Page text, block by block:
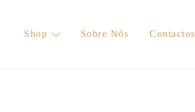
contentShop Sobre Nós Contactos